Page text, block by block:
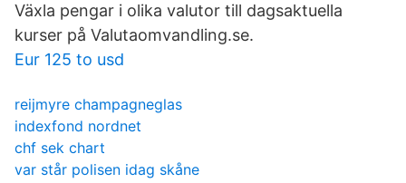
Växla pengar i olika valutor till dagsaktuella
kurser på Valutaomvandling.se.
Eur 125 to usd
reijmyre champagneglas
indexfond nordnet
chf sek chart
var står polisen idag skåne